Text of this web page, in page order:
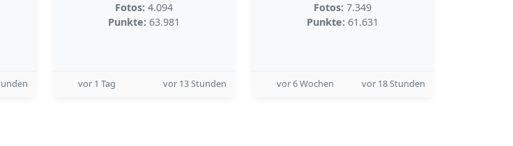
Fotos: 4.094
Punkte: 63.981
vor 1 Tag vor 13 Stunden
Fotos: 7.349
Punkte: 61.631
vor 6 Wochen vor 18 Stunden